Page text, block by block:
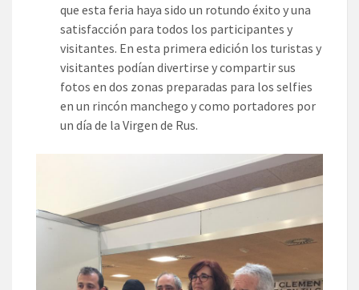
que esta feria haya sido un rotundo éxito y una
satisfacción para todos los participantes y
visitantes. En esta primera edición los turistas y
visitantes podían divertirse y compartir sus
fotos en dos zonas preparadas para los selfies
en un rincón manchego y como portadores por
un día de la Virgen de Rus.